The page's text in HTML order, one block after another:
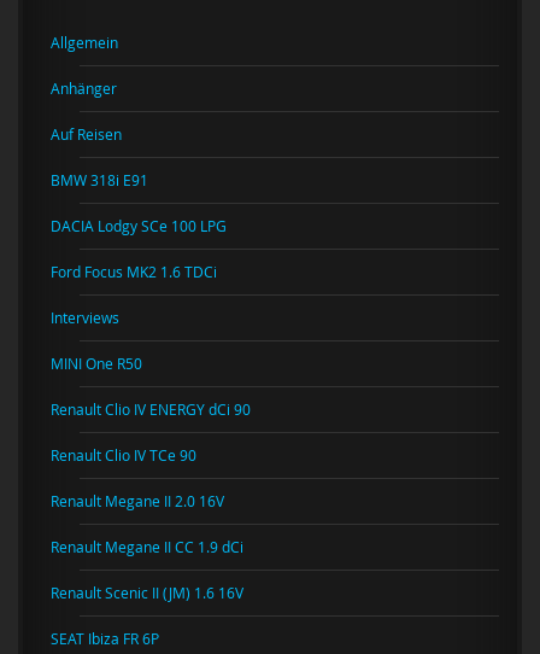
Allgemein
Anhänger
Auf Reisen
BMW 318i E91
DACIA Lodgy SCe 100 LPG
Ford Focus MK2 1.6 TDCi
Interviews
MINI One R50
Renault Clio IV ENERGY dCi 90
Renault Clio IV TCe 90
Renault Megane II 2.0 16V
Renault Megane II CC 1.9 dCi
Renault Scenic II (JM) 1.6 16V
SEAT Ibiza FR 6P